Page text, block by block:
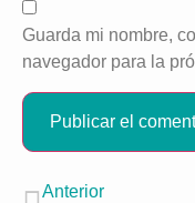
Guarda mi nombre,
navegador para la
Anterior